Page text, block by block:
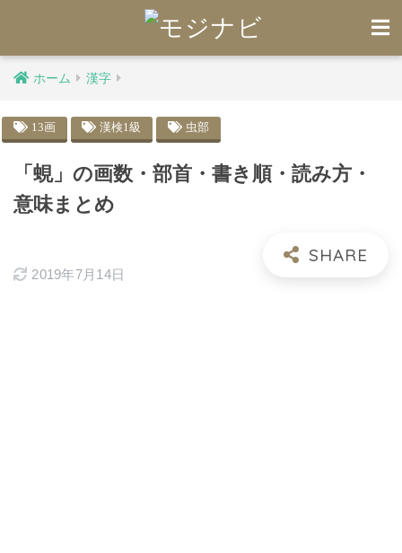
ホーム 漢字
13画 漢検1級 虫部
「蜆」の画数・部首・書き順・読み方・
意味まとめ
2019年7月14日